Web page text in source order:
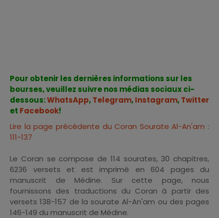
Pour obtenir les dernières informations sur les
bourses, veuillez suivre nos médias sociaux ci-
dessous:WhatsApp,Telegram,Instagram,Twitter
et Facebook!
Lire la page précédente du Coran Sourate Al-An'am :
111-137
Le Coran se compose de 114 sourates, 30 chapitres,
6236 versets et est imprimé en 604 pages du
manuscrit de Médine. Sur cette page, nous
fournissons des traductions du Coran à partir des
versets 138-157 de la sourate Al-An'am ou des pages
146-149 du manuscrit de Médine.